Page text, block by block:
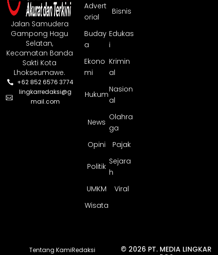
Jalan Samudera
Gampong Hagu
Selatan,
Kecamatan Banda
Sakti Kota
Lhokseumawe.
+62 852 6576 3774
lingkarredaksi@g
mail.com
Advert
orial
Bisnis
Buday
a
Edukas
i
Ekono
mi
Krimin
al
Hukum
Nasion
al
News
Olahra
ga
Opini
Pajak
Politik
Sejara
h
UMKM
Viral
Wisata
Tentang KamiRedaksi
© 2026 PT. MEDIA LINGKAR